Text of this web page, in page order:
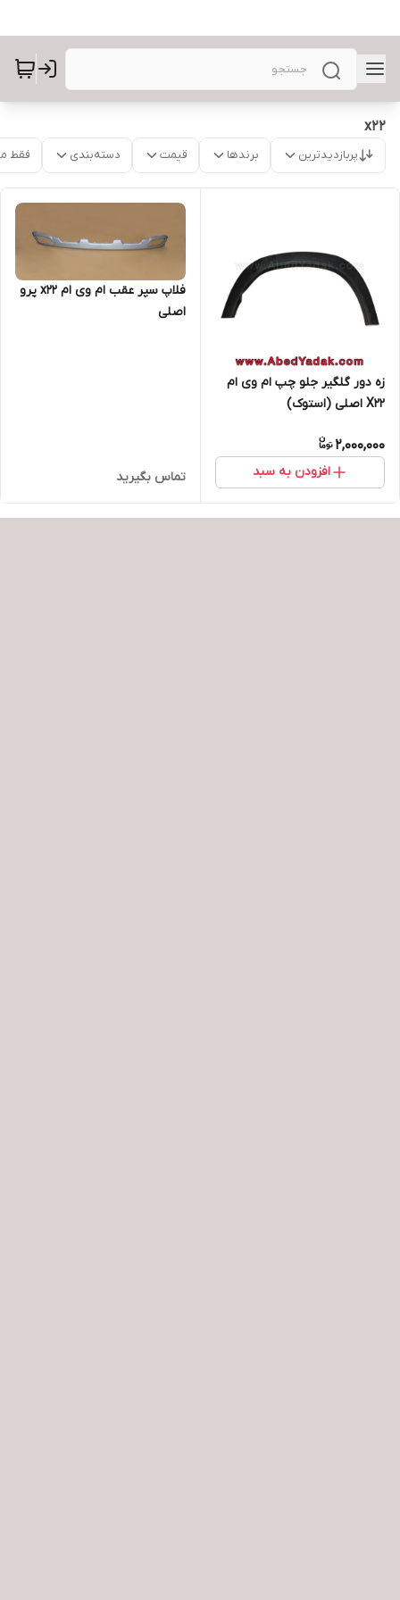
x22
پربازدیدترین برندها قیمت دسته‌بندی فقط
زه دور گلگیر جلو چپ ام وی ام
X22 اصلی (استوک)
2,000,000
افزودن به سبد
فلاپ سپر عقب ام وی ام x22 پرو
اصلی
تماس بگیرید